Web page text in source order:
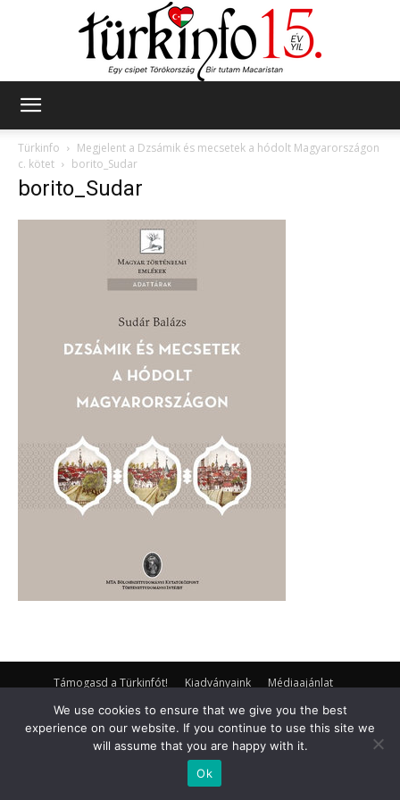
Türkinfo
Megjelent a Dzsámik és mecsetek a hódolt Magyarországon
c. kötet
borito_Sudar
borito_Sudar
Támogasd a Türkinfót! Kiadványaink
Médiaajánlat
Rólunk
Kapcsolat
© Turkinfo.hu 2020
We use cookies to ensure that we give you the best
experience on our website. If you continue to use this site we
will assume that you are happy with it.
Ok